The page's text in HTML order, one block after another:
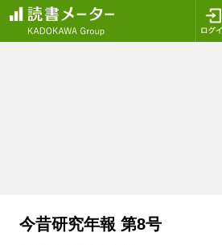
今昔研究年報 第8号